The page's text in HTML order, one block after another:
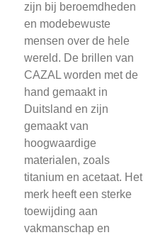
zijn bij beroemdheden
en modebewuste
mensen over de hele
wereld. De brillen van
CAZAL worden met de
hand gemaakt in
Duitsland en zijn
gemaakt van
hoogwaardige
materialen, zoals
titanium en acetaat. Het
merk heeft een sterke
toewijding aan
vakmanschap en